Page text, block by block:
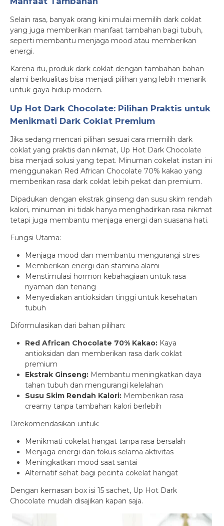
Selain rasa, banyak orang kini mulai memilih dark coklat
yang juga memberikan manfaat tambahan bagi tubuh,
seperti membantu menjaga mood atau memberikan
energi.
Karena itu, produk dark coklat dengan tambahan bahan
alami berkualitas bisa menjadi pilihan yang lebih menarik
untuk gaya hidup modern.
Up Hot Dark Chocolate: Pilihan Praktis untuk
Menikmati Dark Coklat Premium
Jika sedang mencari pilihan sesuai cara memilih dark
coklat yang praktis dan nikmat, Up Hot Dark Chocolate
bisa menjadi solusi yang tepat. Minuman cokelat instan ini
menggunakan Red African Chocolate 70% kakao yang
memberikan rasa dark coklat lebih pekat dan premium.
Dipadukan dengan ekstrak ginseng dan susu skim rendah
kalori, minuman ini tidak hanya menghadirkan rasa nikmat
tetapi juga membantu menjaga energi dan suasana hati.
Fungsi Utama:
Menjaga mood dan membantu mengurangi stres
Memberikan energi dan stamina alami
Menstimulasi hormon kebahagiaan untuk rasa
nyaman dan tenang
Menyediakan antioksidan tinggi untuk kesehatan
tubuh
Diformulasikan dari bahan pilihan:
Red African Chocolate 70% Kakao: Kaya
antioksidan dan memberikan rasa dark coklat
premium
Ekstrak Ginseng: Membantu meningkatkan daya
tahan tubuh dan mengurangi kelelahan
Susu Skim Rendah Kalori: Memberikan rasa
creamy tanpa tambahan kalori berlebih
Direkomendasikan untuk:
Menikmati cokelat hangat tanpa rasa bersalah
Menjaga energi dan fokus selama aktivitas
Meningkatkan mood saat santai
Alternatif sehat bagi pecinta cokelat hangat
Dengan kemasan box isi 15 sachet, Up Hot Dark
Chocolate mudah disajikan kapan saja.